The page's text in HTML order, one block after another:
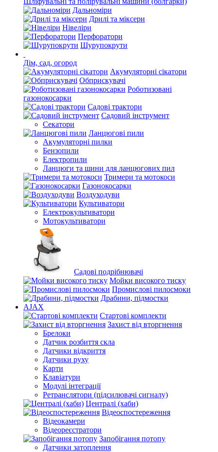
Дальноміри
Дрилі та міксери
Нівеліри
Перфоратори
Шурупокрути
Дім, сад, огород
Акумуляторні сікатори
Обприскувачі
Роботизовані
газонокосарки
Садові трактори
Садовий інструмент
Секатори
Ланцюгові пили
Акумуляторні пилки
Бензопили
Електропили
Ланцюги та шини для ланцюгових пил
Тримери та мотокоси
Газонокосарки
Воздуходуви
Культиватори
Електрокультиватори
Мотокультиватори
Садові подрібнювачі
Мойки високого тиску
Промислові пилосмоки
Драбини, підмостки
AJAX
Стартові комплекти
Захист від вторгнення
Брелоки
Датчик розбиття скла
Датчики відкриття
Датчики руху
Карти
Клавіатури
Модулі інтеграції
Ретранслятори (підсилювачі сигналу)
Централі (хаби)
Відеоспостереження
Відеокамери
Відеореєстратори
Запобігання потопу
Датчики затоплення